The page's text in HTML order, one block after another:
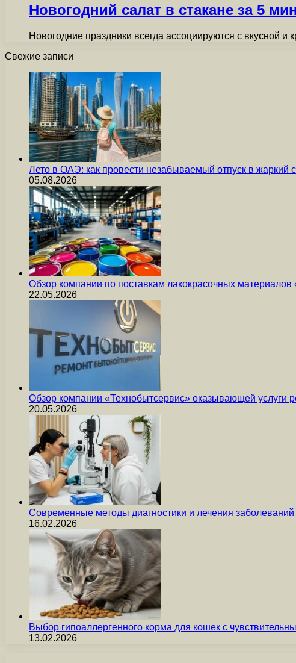
Новогодний салат в стакане за 5
Новогодние праздники всегда ассоциируются с вкусной
Свежие записи
Лето в ОАЭ: как провести незабываемый отпуск в жаркий
05.08.2026
Обзор компании по поставкам лакокрасочных
22.05.2026
Обзор компании «Технобытсервис» оказывающей услуги
20.05.2026
Современные методы диагностики и лечения заболеваний
16.02.2026
Выбор гипоаллергенного корма для кошек с
13.02.2026